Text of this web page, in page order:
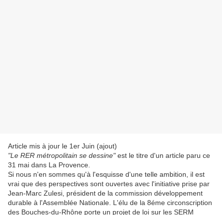
Article mis à jour le 1er Juin (ajout)
"Le RER métropolitain se dessine"est le titre d'un article paru ce
31 mai dans La Provence.
Si nous n'en sommes qu'à l'esquisse d'une telle ambition, il est
vrai que des perspectives sont ouvertes avec l'initiative prise par
Jean-Marc Zulesi, président de la commission développement
durable à l'Assemblée Nationale. L'élu de la 8éme circonscription
des Bouches-du-Rhône porte un projet de loi sur les SERM